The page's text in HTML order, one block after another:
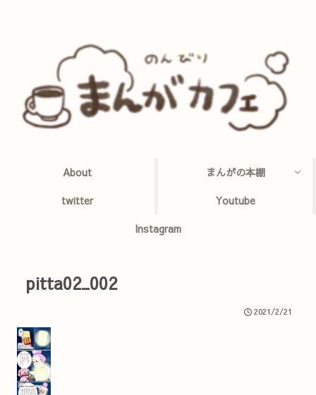
About
まんがの本棚
twitter
Youtube
Instagram
pitta02_002
2021/2/21